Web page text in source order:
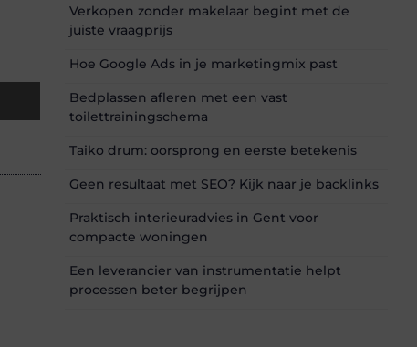
Verkopen zonder makelaar begint met de
juiste vraagprijs
Hoe Google Ads in je marketingmix past
Bedplassen afleren met een vast
toilettrainingschema
Taiko drum: oorsprong en eerste betekenis
Geen resultaat met SEO? Kijk naar je backlinks
Praktisch interieuradvies in Gent voor
compacte woningen
Een leverancier van instrumentatie helpt
processen beter begrijpen